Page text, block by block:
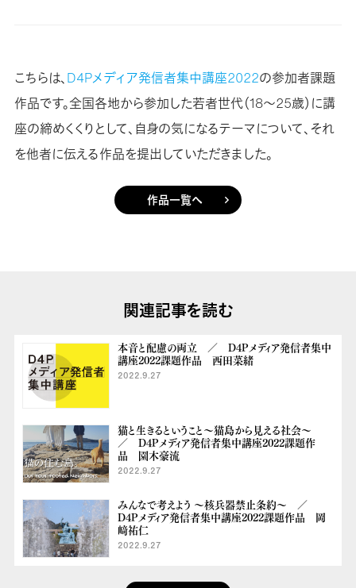
こちらは、D4Pメディア発信者集中講座2022の参加者課題
作品です。全国各地から参加した若者世代（18～25歳）に講
座の締めくくりとして、自身の気になるテーマについて、それ
を他者に伝える作品を提出していただきました。
作品一覧へ
関連記事を読む
本音と配慮の両立 ／ D4Pメディア発信者集中
講座2022課題作品 西田菜緒
2022.9.27
猫と生きるということ～猫島から見える社会～
／ D4Pメディア発信者集中講座2022課題作
品 園木豪流
2022.9.27
みんなで考えよう 〜核兵器禁止条約〜 ／
D4Pメディア発信者集中講座2022課題作品 岡
﨑祐仁
2022.9.27